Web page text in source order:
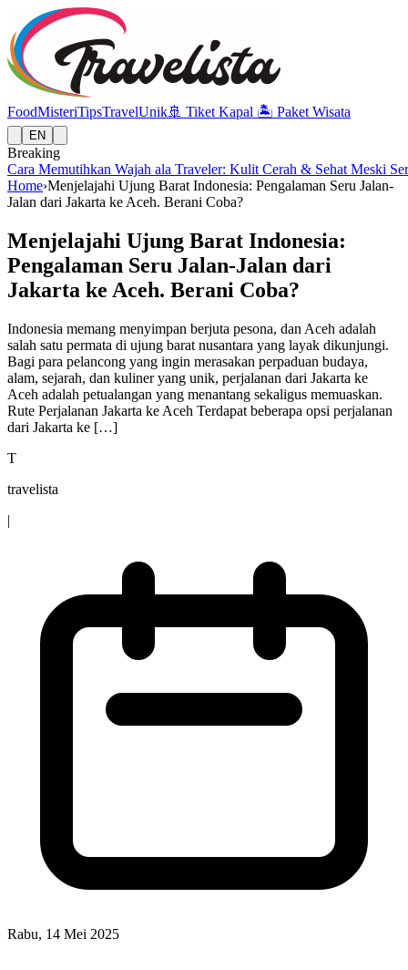
FoodMisteriTipsTravelUnik🚢 Tiket Kapal 🏝️ Paket Wisata
EN
Breaking
Cara Memutihkan Wajah ala Traveler: Kulit Cerah & Sehat Meski
Home›Menjelajahi Ujung Barat Indonesia: Pengalaman Seru Jalan-
Jalan dari Jakarta ke Aceh. Berani Coba?
Menjelajahi Ujung Barat Indonesia:
Pengalaman Seru Jalan-Jalan dari
Jakarta ke Aceh. Berani Coba?
Indonesia memang menyimpan berjuta pesona, dan Aceh adalah
salah satu permata di ujung barat nusantara yang layak dikunjungi.
Bagi para pelancong yang ingin merasakan perpaduan budaya,
alam, sejarah, dan kuliner yang unik, perjalanan dari Jakarta ke
Aceh adalah petualangan yang menantang sekaligus memuaskan.
Rute Perjalanan Jakarta ke Aceh Terdapat beberapa opsi perjalanan
dari Jakarta ke […]
T
travelista
|
Rabu, 14 Mei 2025